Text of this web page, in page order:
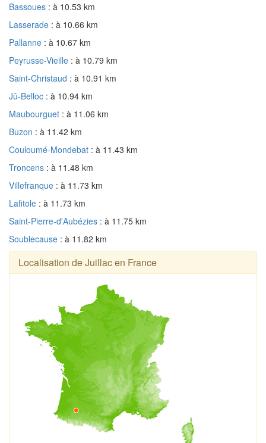
Bassoues : à 10.53 km
Lasserade : à 10.66 km
Pallanne : à 10.67 km
Peyrusse-Vieille : à 10.79 km
Saint-Christaud : à 10.91 km
Jû-Belloc : à 10.94 km
Maubourguet : à 11.06 km
Buzon : à 11.42 km
Couloumé-Mondebat : à 11.43 km
Troncens : à 11.48 km
Villefranque : à 11.73 km
Lafitole : à 11.73 km
Saint-Pierre-d'Aubézies : à 11.75 km
Soublecause : à 11.82 km
Localisation de Juillac en France